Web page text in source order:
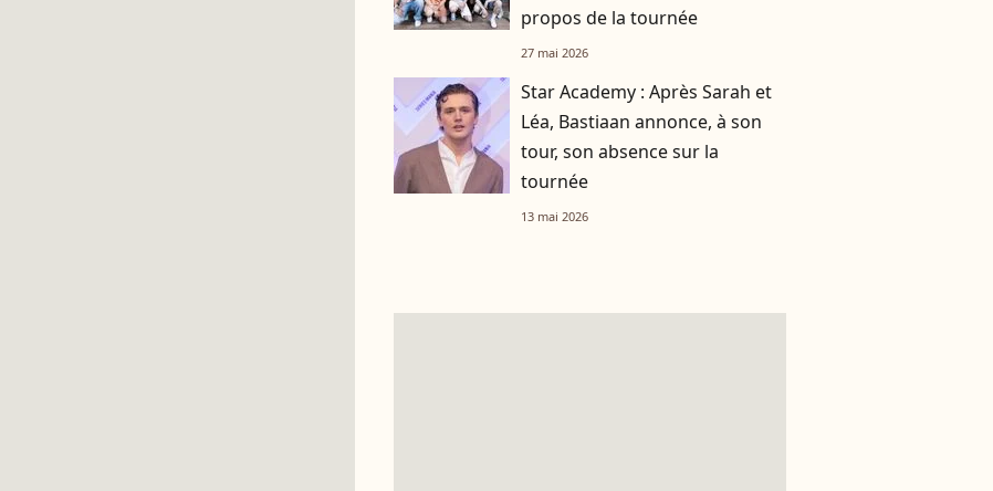
propos de la tournée
27 mai 2026
Star Academy : Après Sarah et
Léa, Bastiaan annonce, à son
tour, son absence sur la
tournée
13 mai 2026